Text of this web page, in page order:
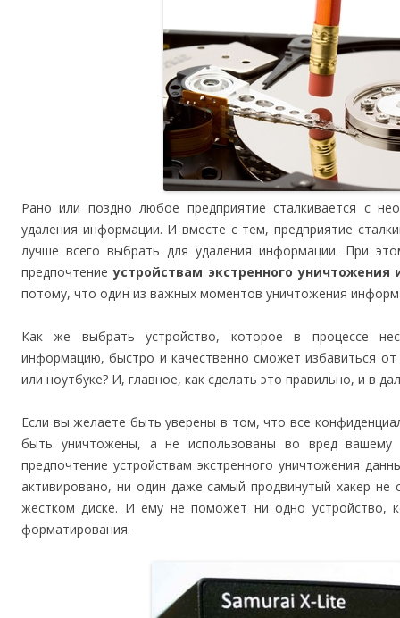
Рано или поздно любое предприятие сталкивается с
удаления информации. И вместе с тем, предприятие
лучше всего выбрать для удаления информации. При
предпочтениеустройствам экстренного
потому, что один из важных моментов уничтожения
Как же выбрать устройство, которое в процессе
информацию, быстро и качественно сможет избавиться
или ноутбуке? И, главное, как сделать это правильно, и в
Если вы желаете быть уверены в том, что все
быть уничтожены, а не использованы во вред
предпочтение устройствам экстренного уничтожения
активировано, ни один даже самый продвинутый хакер
жестком диске. И ему не поможет ни одно устройство,
форматирования.